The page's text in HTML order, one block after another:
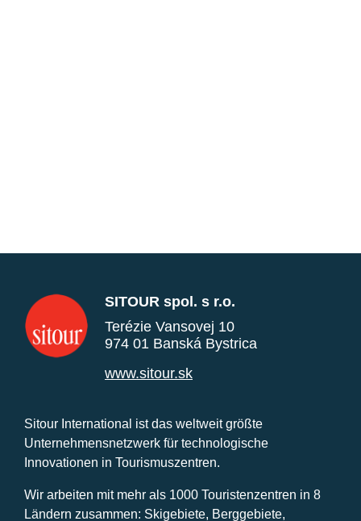
SITOUR spol. s r.o.
Terézie Vansovej 10
974 01 Banská Bystrica
www.sitour.sk
Sitour International ist das weltweit größte
Unternehmensnetzwerk für technologische
Innovationen in Tourismuszentren.
Wir arbeiten mit mehr als 1000 Touristenzentren in 8
Ländern zusammen: Skigebiete, Berggebiete,